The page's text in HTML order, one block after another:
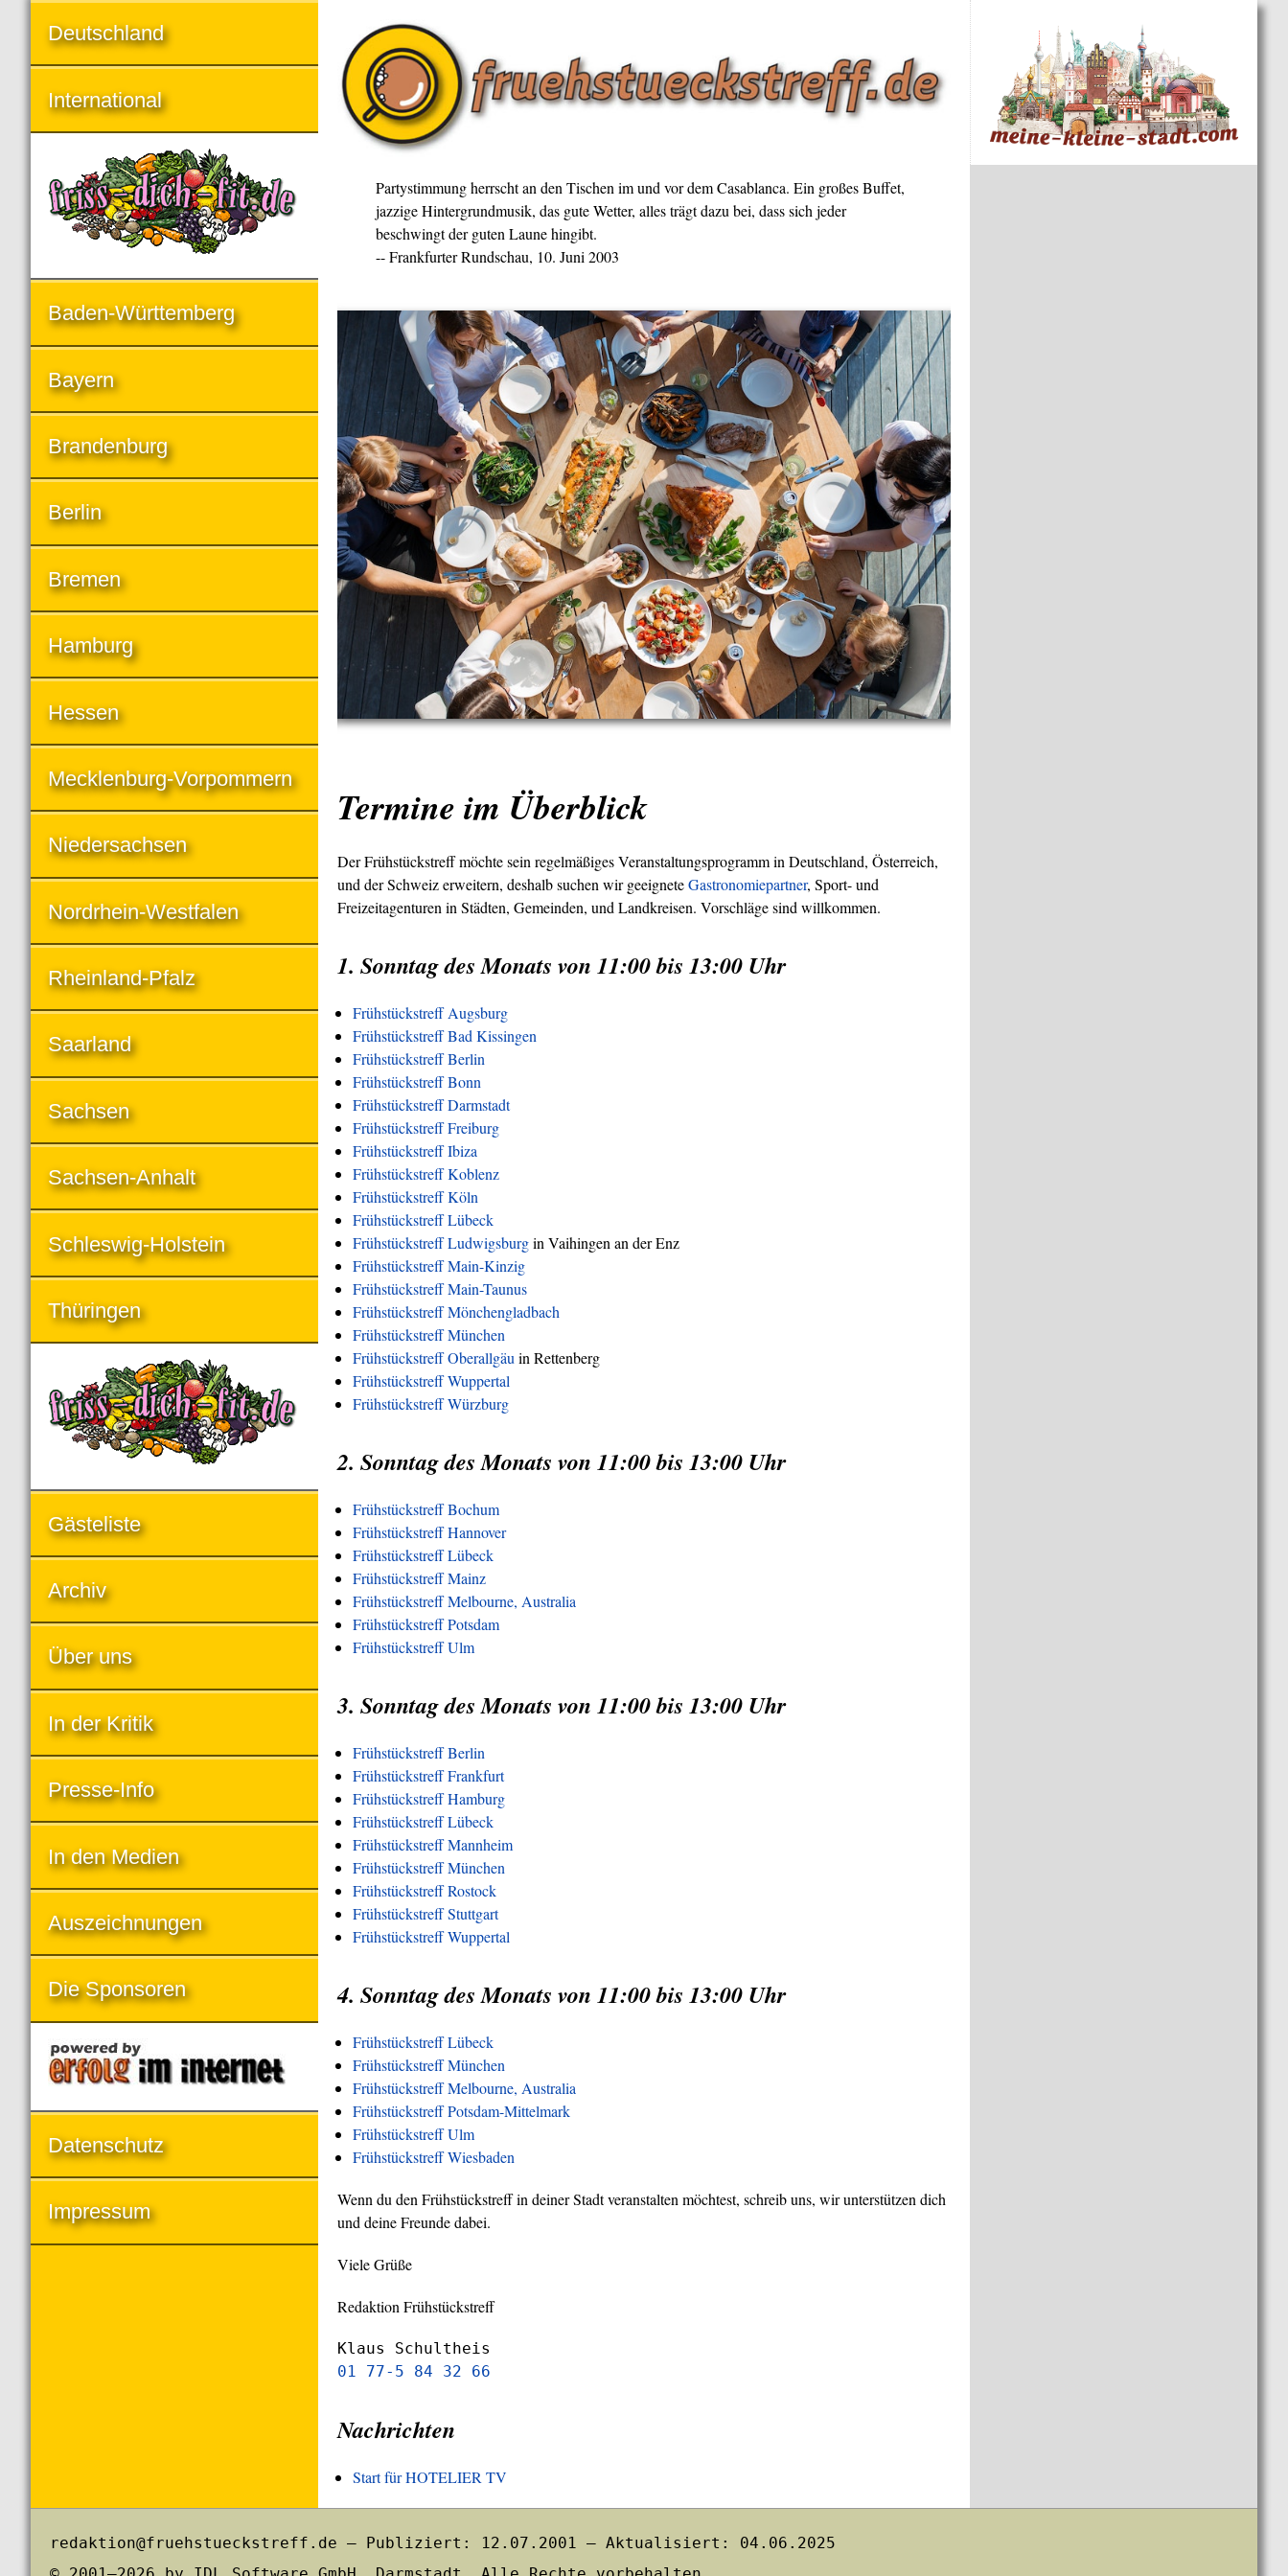
Partystimmung herrscht an den Tischen im und vor dem Casablanca. Ein großes Buffet,
jazzige Hintergrundmusik, das gute Wetter, alles trägt dazu bei, dass sich jeder
beschwingt der guten Laune hingibt.
-- Frankfurter Rundschau, 10. Juni 2003
Termine im Überblick
Der Frühstückstreff möchte sein regelmäßiges Veranstaltungsprogramm in Deutschland, Österreich,
und der Schweiz erweitern, deshalb suchen wir geeigneteGastronomiepartner, Sport- und
Freizeitagenturen in Städten, Gemeinden, und Landkreisen. Vorschläge sind willkommen.
1. Sonntag des Monats von 11:00 bis 13:00 Uhr
Frühstückstreff Augsburg
Frühstückstreff Bad Kissingen
Frühstückstreff Berlin
Frühstückstreff Bonn
Frühstückstreff Darmstadt
Frühstückstreff Freiburg
Frühstückstreff Ibiza
Frühstückstreff Koblenz
Frühstückstreff Köln
Frühstückstreff Lübeck
Frühstückstreff Ludwigsburgin Vaihingen an der Enz
Frühstückstreff Main-Kinzig
Frühstückstreff Main-Taunus
Frühstückstreff Mönchengladbach
Frühstückstreff München
Frühstückstreff Oberallgäuin Rettenberg
Frühstückstreff Wuppertal
Frühstückstreff Würzburg
2. Sonntag des Monats von 11:00 bis 13:00 Uhr
Frühstückstreff Bochum
Frühstückstreff Hannover
Frühstückstreff Lübeck
Frühstückstreff Mainz
Frühstückstreff Melbourne, Australia
Frühstückstreff Potsdam
Frühstückstreff Ulm
3. Sonntag des Monats von 11:00 bis 13:00 Uhr
Frühstückstreff Berlin
Frühstückstreff Frankfurt
Frühstückstreff Hamburg
Frühstückstreff Lübeck
Frühstückstreff Mannheim
Frühstückstreff München
Frühstückstreff Rostock
Frühstückstreff Stuttgart
Frühstückstreff Wuppertal
4. Sonntag des Monats von 11:00 bis 13:00 Uhr
Frühstückstreff Lübeck
Frühstückstreff München
Frühstückstreff Melbourne, Australia
Frühstückstreff Potsdam-Mittelmark
Frühstückstreff Ulm
Frühstückstreff Wiesbaden
Wenn du den Frühstückstreff in deiner Stadt veranstalten möchtest, schreib uns, wir unterstützen dich
und deine Freunde dabei.
Viele Grüße
Redaktion Frühstückstreff
Klaus Schultheis
01 77-5 84 32 66
Nachrichten
Start für HOTELIER TV
Deutschland
International
Baden-Württemberg
Bayern
Brandenburg
Berlin
Bremen
Hamburg
Hessen
Mecklenburg-Vorpommern
Niedersachsen
Nordrhein-Westfalen
Rheinland-Pfalz
Saarland
Sachsen
Sachsen-Anhalt
Schleswig-Holstein
Thüringen
Gästeliste
Archiv
Über uns
In der Kritik
Presse-Info
In den Medien
Auszeichnungen
Die Sponsoren
Datenschutz
Impressum
redaktion@fruehstueckstreff.de – Publiziert: 12.07.2001 – Aktualisiert: 04.06.2025